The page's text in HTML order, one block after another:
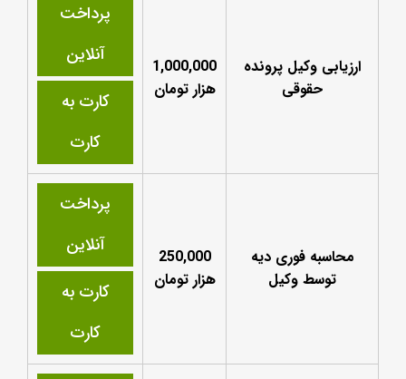
ارزیابی وکیل پرونده
حقوقی
1,000,000
هزار تومان
پرداخت
آنلاین
کارت به
کارت
محاسبه فوری دیه
توسط وکیل
250,000
هزار تومان
پرداخت
آنلاین
کارت به
کارت